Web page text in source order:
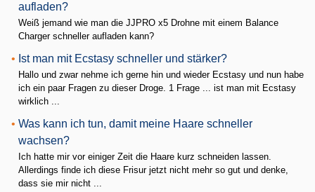
aufladen?
Weiß jemand wie man die JJPRO x5 Drohne mit einem Balance
Charger schneller aufladen kann?
• Ist man mit Ecstasy schneller und stärker?
Hallo und zwar nehme ich gerne hin und wieder Ecstasy und nun habe
ich ein paar Fragen zu dieser Droge. 1 Frage ... ist man mit Ecstasy
wirklich ...
• Was kann ich tun, damit meine Haare schneller
wachsen?
Ich hatte mir vor einiger Zeit die Haare kurz schneiden lassen.
Allerdings finde ich diese Frisur jetzt nicht mehr so gut und denke,
dass sie mir nicht ...